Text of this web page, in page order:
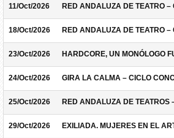
11/Oct/2026 RED ANDALUZA DE TEATRO –
18/Oct/2026 RED ANDALUZA DE TEATRO –
23/Oct/2026 HARDCORE, UN MONÓLOGO
24/Oct/2026 GIRA LA CALMA – CICLO
25/Oct/2026 RED ANDALUZA DE TEATROS
29/Oct/2026 EXILIADA. MUJERES EN EL